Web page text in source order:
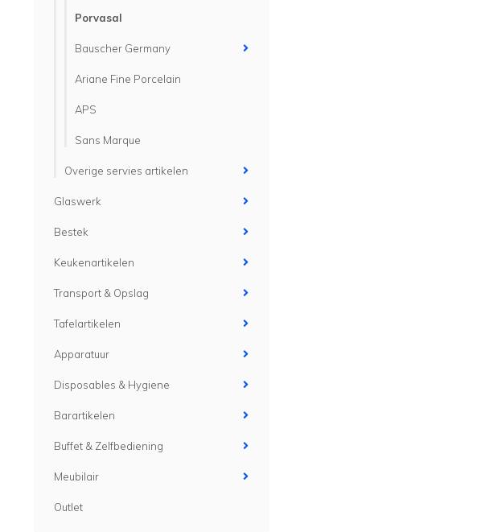
Porvasal
Bauscher Germany
Ariane Fine Porcelain
APS
Sans Marque
Overige servies artikelen
Glaswerk
Bestek
Keukenartikelen
Transport & Opslag
Tafelartikelen
Apparatuur
Disposables & Hygiene
Barartikelen
Buffet & Zelfbediening
Meubilair
Outlet